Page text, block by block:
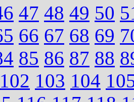
47 48 49 50
66 67 68 69
85 86 87 88
102 103 104